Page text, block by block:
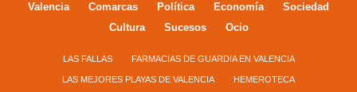
Valencia Comarcas Política Economía
Sociedad
Cultura
Sucesos Ocio
LAS FALLAS FARMACIAS DE GUARDIA EN VALENCIA
LAS MEJORES PLAYAS DE VALENCIA HEMEROTECA